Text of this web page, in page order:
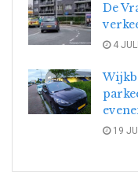
De
4
19